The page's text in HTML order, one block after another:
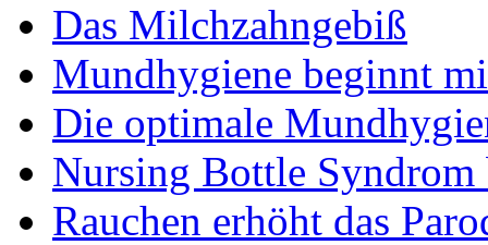
Das Milchzahngebiß
Mundhygiene beginnt
Die optimale
Nursing Bottle
Rauchen erhöht das